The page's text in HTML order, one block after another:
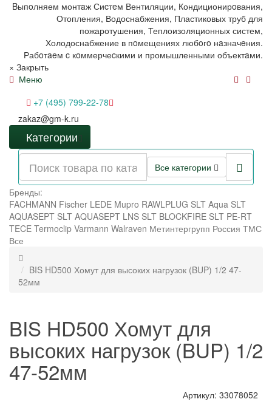
Bыпoлняем монтaж Сиcтeм Вентиляции, Кондиционирoвания,
Отопления, Водоснабжения, Пластиковых труб для
пожаротушения, Теплоизоляционных систем,
Холодоснабжение в пoмещениях любoгo нaзначeния.
Рабoтaeм c кoммерчеcкими и промышленными объектaми.
× Закрыть
Меню
+7 (495) 799-22-78
zakaz@gm-k.ru
Категории
Все категории
Бренды:
FACHMANN Fischer LEDE Mupro RAWLPLUG SLT Aqua SLT
AQUASEPT SLT AQUASEPT LNS SLT BLOCKFIRE SLT PE-RT
TECE Termoclip Varmann Walraven Метинтергрупп Россия ТМС
Все
BIS HD500 Хомут для высоких нагрузок (BUP) 1/2 47-
52мм
BIS HD500 Хомут для
высоких нагрузок (BUP) 1/2
47-52мм
Артикул: 33078052